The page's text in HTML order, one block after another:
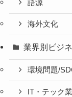
語源
海外文化
業界別ビジ
環境問題/
IT・テック